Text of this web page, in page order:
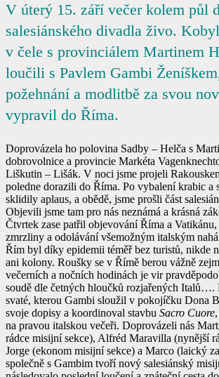
V úterý 15. září večer kolem půl
salesiánského divadla živo.
v čele s provinciálem Martinem
loučili s Pavlem Gambi
požehnání a modlitbě za svou
vypravil do Říma.
Doprovázela ho polovina Sadby – Helča s
dobrovolnice a provincie Markéta
Liškutin – Lišák. V noci jsme projeli
poledne dorazili do Říma. Po vybalení krabic a
sklidily aplaus, a obědě, jsme prošli část
Objevili jsme tam pro nás neznámá a krásná
Čtvrtek zase patřil objevování Říma a
zmrzliny a odolávání všemožným italským
Řím byl díky epidemii téměř bez turistů, nikde
ani kolony. Roušky se v Římě berou vážně
večerních a nočních hodinách je vir
soudě dle četných hloučků rozjařených Italů….
svaté, kterou Gambi sloužil v pokojíčku Dona
svoje dopisy a koordinoval stavbu Sacro Cuore
na pravou italskou večeři. Doprovázeli nás
rádce misijní sekce), Alfréd Maravilla (nynější
Jorge (ekonom misijní sekce) a Marco (laický
společně s Gambim tvoří nový salesiánský